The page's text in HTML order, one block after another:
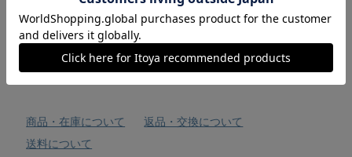
お気に入りに追加
商品・在庫について
返品・交換について
送料について